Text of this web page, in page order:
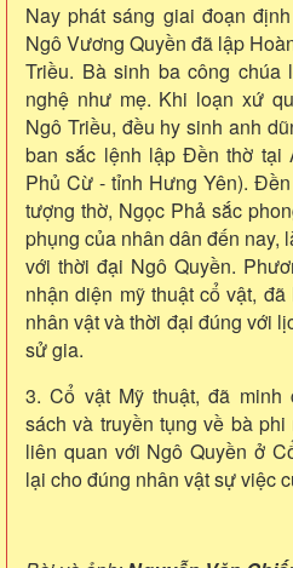
Nay phát sáng giai đoạn
Ngô Vương Quyền đã lập
Triều. Bà sinh ba công
nghệ như mẹ. Khi loạn xứ
Ngô Triều, đều hy sinh anh
ban sắc lệnh lập Đền thờ
Phủ Cừ - tỉnh Hưng Yên).
tượng thờ, Ngọc Phả sắc
phụng của nhân dân đến nay,
với thời đại Ngô Quyền.
nhận diện mỹ thuật cổ vật,
nhân vật và thời đại đúng với
sử gia.
3. Cổ vật Mỹ thuật, đã
sách và truyền tụng về bà
liên quan với Ngô Quyền ở
lại cho đúng nhân vật sự việc